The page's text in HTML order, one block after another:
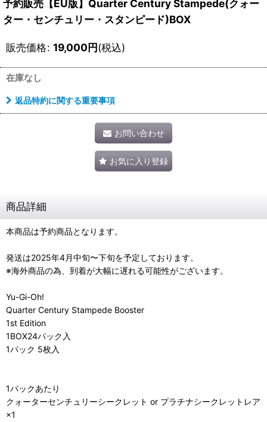
予約販売【EU版】Quarter Century Stampede(クォー
ター・センチュリー・スタンピード)BOX
販売価格: 19,000円(税込)
在庫なし
返品特約に関する重要事項
お問い合わせ
お気に入り登録
商品詳細
本商品は予約商品となります。
発送は2025年4月中旬〜下旬を予定しております。
※海外商品の為、到着が大幅に遅れる可能性がございます。
Yu-Gi-Oh!
Quarter Century Stampede Booster
1st Edition
1BOX24パック入
1パック 5枚入
1パックあたり
クォーターセンチュリーシークレット or プラチナシークレットレア
×1